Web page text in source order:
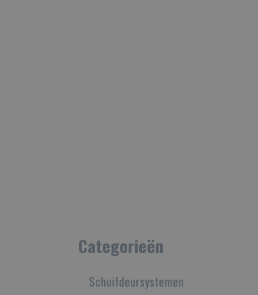
Categorieën
Schuifdeursystemen